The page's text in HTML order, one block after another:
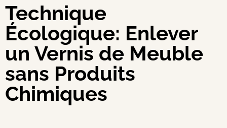
Technique
Écologique: Enlever
un Vernis de Meuble
sans Produits
Chimiques